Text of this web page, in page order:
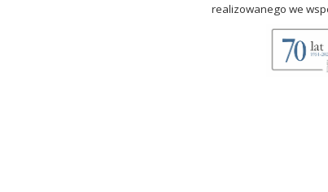
realizowanego we